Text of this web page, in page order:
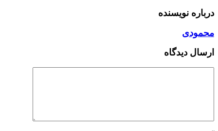
درباره نویسنده
محمودی
ارسال دیدگاه